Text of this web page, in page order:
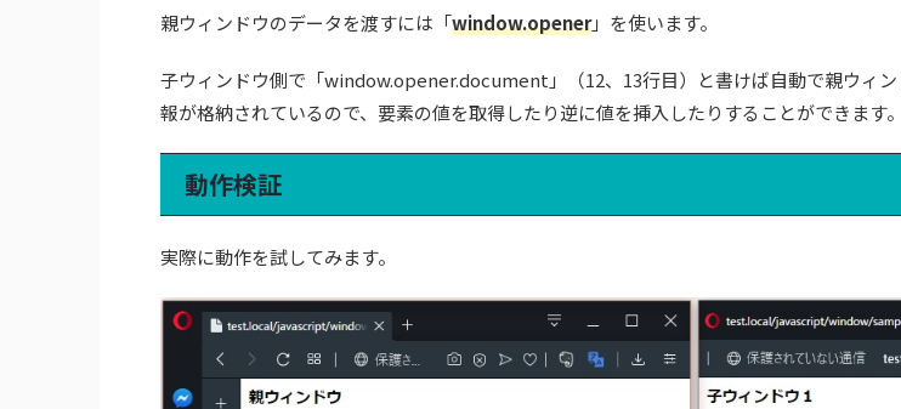
親ウィンドウのデータを渡すには「window.opener」を使います。
子ウィンドウ側で「window.opener.document」（12、13行目）と書けば自動で親ウィ
報が格納されているので、要素の値を取得したり逆に値を挿入したりすることができます。
動作検証
実際に動作を試してみます。